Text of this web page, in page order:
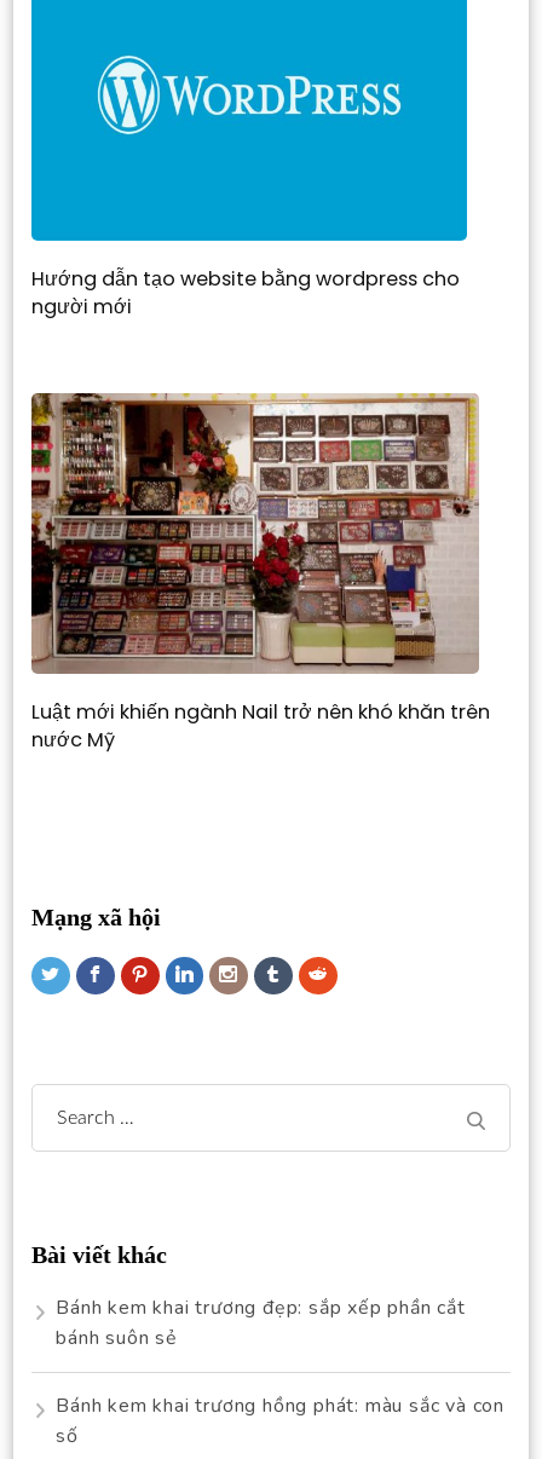
Hướng dẫn tạo website bằng wordpress cho
người mới
Luật mới khiến ngành Nail trở nên khó khăn trên
nước Mỹ
Mạng xã hội
Search
for:
Bài viết khác
Bánh kem khai trương đẹp: sắp xếp phần cắt
bánh suôn sẻ
Bánh kem khai trương hồng phát: màu sắc và con
số